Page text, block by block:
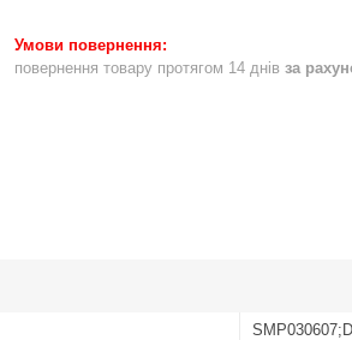
повернення товару протягом 14 днів за